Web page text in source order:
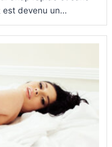
est devenu un…